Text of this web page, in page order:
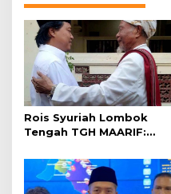
Rois Syuriah Lombok
Tengah TGH MAARIF:
Abad Kedua NU”